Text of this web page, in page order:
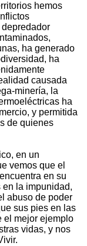
hemos
ha generado
ha
causada
minería, la
ha
y permitida
de quienes
en un
vemos que el
en su
la impunidad,
abuso de poder
sus pies en las
el mejor ejemplo
vidas, y nos